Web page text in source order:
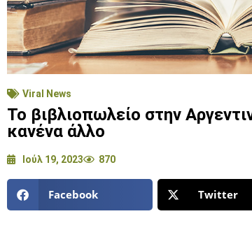
Viral News
Το βιβλιοπωλείο στην
κανένα άλλο
Ιούλ 19, 2023 870
Facebook Twitter